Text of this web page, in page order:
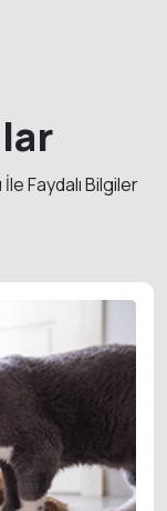
Faydalı Bilgiler